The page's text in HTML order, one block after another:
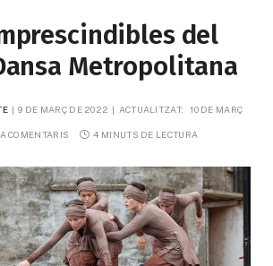
del
Metropolitana
9 DE MARÇ DE 2022 ACTUALITZAT: 10 DE MARÇ
COMENTARIS 4 MINUTS DE LECTURA